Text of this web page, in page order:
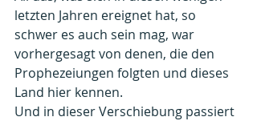
letzten Jahren ereignet hat, so
schwer es auch sein mag, war
vorhergesagt von denen, die den
Prophezeiungen folgten und dieses
Land hier kennen.
Und in dieser Verschiebung passiert